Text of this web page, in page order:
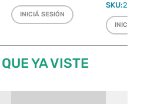
INICIÁ SESIÓN
SKU:2094
INICIÁ
YA VISTE